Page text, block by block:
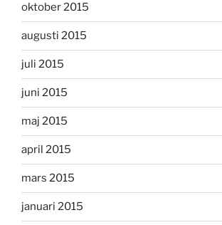
oktober 2015
augusti 2015
juli 2015
juni 2015
maj 2015
april 2015
mars 2015
januari 2015